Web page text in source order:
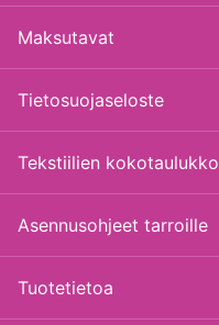
Maksutavat
Tietosuojaseloste
Tekstiilien kokotaulukko
Asennusohjeet tarroille
Tuotetietoa